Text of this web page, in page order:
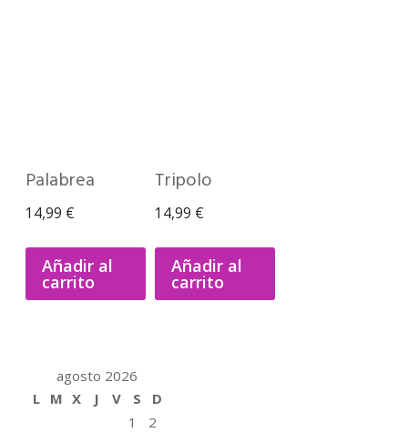
Palabrea
14,99 €
Añadir al
carrito
Tripolo
14,99 €
Añadir al
carrito
agosto 2026
L M X J V S
D
1
2